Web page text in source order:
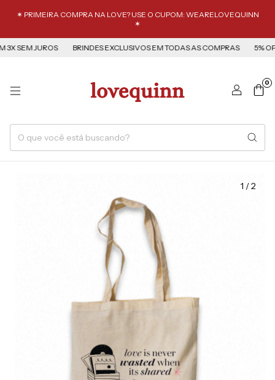
✶ PRIMEIRA COMPRA NA LOVE? USE O CUPOM: WEARELOVEQUINN
✶
SEM JUROS BRINDES EXCLUSIVOS EM TODAS AS COMPRAS 5% OFF
0
1 /2